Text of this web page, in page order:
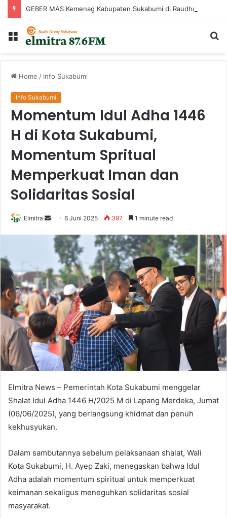
Menu
Home / Info Sukabumi
Info Sukabumi
Momentum Idul Adha 1446
H di Kota Sukabumi,
Momentum Spritual
Memperkuat Iman dan
Solidaritas Sosial
Elmitra
Send
email
6 Juni 2025 397 1 minute read
Elmitra News – Pemerintah Kota Sukabumi menggelar
Shalat Idul Adha 1446 H/2025 M di Lapang Merdeka, Jumat
(06/06/2025), yang berlangsung khidmat dan penuh
kekhusyukan.
Dalam sambutannya sebelum pelaksanaan shalat, Wali
Kota Sukabumi, H. Ayep Zaki, menegaskan bahwa Idul
Adha adalah momentum spiritual untuk memperkuat
keimanan sekaligus meneguhkan solidaritas sosial
masyarakat.